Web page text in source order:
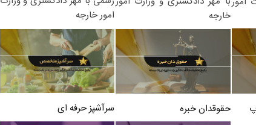
خارجه
امور خارجه
حقوقدان خبره سرآشپز حرفه ای